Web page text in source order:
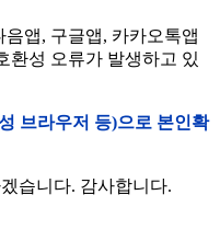
앱, 구글앱, 카카오톡앱
환성 오류가 발생하고 있
브라우저 등)으로 본인확
습니다. 감사합니다.